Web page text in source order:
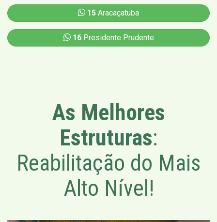
15 Aracaçatuba
16Presidente Prudente
As Melhores
Estruturas:
Reabilitação do Mais
Alto Nível!